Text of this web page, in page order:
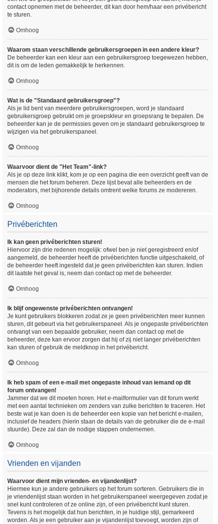
contact opnemen met de beheerder, dit kan door hem/haar een privébericht
te sturen.
Omhoog
Waarom staan verschillende gebruikersgroepen in een andere kleur?
De beheerder kan een kleur aan een gebruikersgroep toegewezen hebben,
dit is om de leden gemakkelijk te herkennen.
Omhoog
Wat is de "Standaard gebruikersgroep"?
Als je lid bent van meerdere gebruikersgroepen, word je standaard
gebruikersgroep gebruikt om je groepskleur en groepsrang te bepalen. De
beheerder kan je de permissies geven om je standaard gebruikersgroep te
wijzigen via het gebruikerspaneel.
Omhoog
Waarvoor dient de "Het Team"-link?
Als je op deze link klikt, kom je op een pagina die een overzicht geeft van de
mensen die het forum beheren. Deze lijst bevat alle beheerders en de
moderators, met bijhorende details omtrent welke forums ze modereren.
Omhoog
Privéberichten
Ik kan geen privéberichten sturen!
Hiervoor zijn drie redenen mogelijk: ofwel ben je niet geregistreerd en/of
aangemeld, de beheerder heeft de privéberichten functie uitgeschakeld, of
de beheerder heeft ingesteld dat je geen privéberichten kan sturen. Indien
dit laatste het geval is, neem dan contact op met de beheerder.
Omhoog
Ik blijf ongewenste privéberichten ontvangen!
Je kunt gebruikers blokkeren zodat ze je geen privéberichten meer kunnen
sturen, dit gebeurt via het gebruikerspaneel. Als je ongepaste privéberichten
ontvangt van een bepaalde gebruiker, neem dan contact op met de
beheerder, deze kan ervoor zorgen dat hij of zij niet langer privéberichten
kan sturen of gebruik de meldknop in het privébericht.
Omhoog
Ik heb spam of een e-mail met ongepaste inhoud van iemand op dit
forum ontvangen!
Jammer dat we dit moeten horen. Het e-mailformulier van dit forum werkt
met een aantal technieken om zenders van zulke berichten te traceren. Het
beste wat je kan doen is de beheerder een kopie van het bericht e-mailen,
inclusief de headers (hierin staan de details van de gebruiker die de e-mail
stuurde). Deze zal dan de nodige stappen ondernemen.
Omhoog
Vrienden en vijanden
Waarvoor dient mijn vrienden- en vijandenlijst?
Hiermee kun je andere gebruikers op het forum sorteren. Gebruikers die in
je vriendenlijst staan worden in het gebruikerspaneel weergegeven zodat je
snel kunt controleren of ze online zijn, of een privébericht kunt sturen.
Tevens is het mogelijk dat hun berichten, in je huidige stijl, gemarkeerd
worden. Als je een gebruiker aan je vijandenlijst toevoegt, worden zijn of